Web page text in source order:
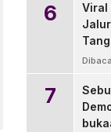
6
Viral
di
7